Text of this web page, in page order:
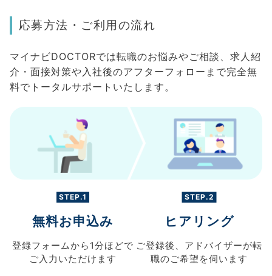
応募方法・ご利用の流れ
マイナビDOCTORでは転職のお悩みやご相談、求人紹
介・面接対策や入社後のアフターフォローまで完全無
料でトータルサポートいたします。
STEP.1
無料お申込み
登録フォームから 1分ほどで
ご入力 いただけます
STEP.2
ヒアリング
ご登録後、 アドバイザーが転
職のご希望を伺います